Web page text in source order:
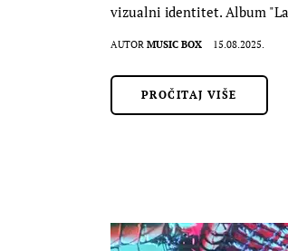
vizualni identitet. Album
AUTOR MUSIC BOX 15.08.2025.
PROČITAJ VIŠE